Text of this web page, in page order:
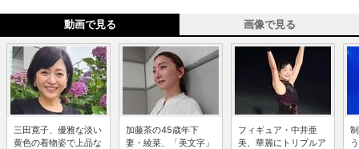
動画で見る 画像で見る
三田寛子、優雅な淡い
黄色の着物姿で上品な
加藤茶の45歳年下
妻・綾菜、「美文字」
フィギュア・中井亜
美、華麗にトリプルア